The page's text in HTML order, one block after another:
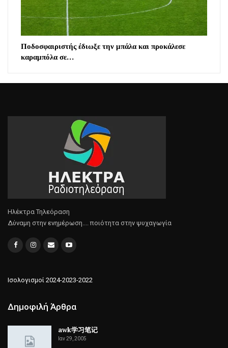
Ποδοσφαιριστής έδιωξε την μπάλα και προκάλεσε
καραμπόλα σε…
Ηλέκτρα Τηλεόραση
Δύναμη στην ενημέρωση.... ποιότητα στην ψυχαγωγία
Ισολογισμοί 2024-2023-2022
Δημοφιλή Άρθρα
awk学习笔记
Ιαν 29, 2005